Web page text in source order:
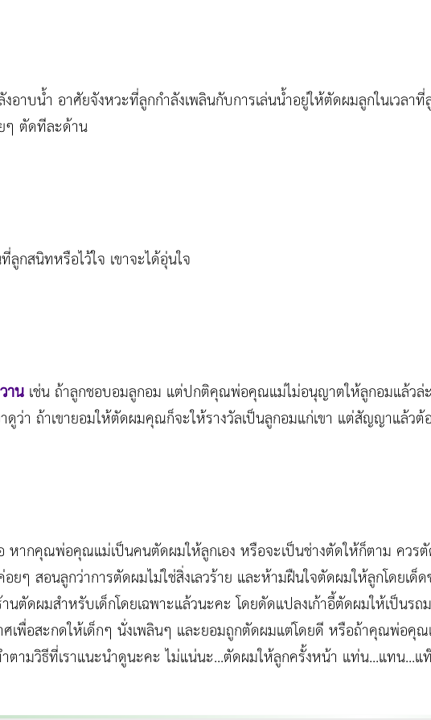
าบน้ำ อาศัยจังหวะที่ลูกกำลังเพลินกับการเล่นน้ำอยู่ให้ตัดผมลูกในเวลา
ๆ ตัดทีละด้าน
กสนิทหรือไว้ใจ เขาจะได้อุ่นใจ
านเช่น ถ้าลูกชอบอมลูกอม แต่ปกติคุณพ่อคุณแม่ไม่อนุญาตให้ลูกอมแล้วล่
ดูว่า ถ้าเขายอมให้ตัดผมคุณก็จะให้รางวัลเป็นลูกอมแก่เขา แต่สัญญาแล้ว
ากคุณพ่อคุณแม่เป็นคนตัดผมให้ลูกเอง หรือจะเป็นช่างตัดให้ก็ตาม ควร
ยๆ สอนลูกว่าการตัดผมไม่ใช่สิ่งเลวร้าย และห้ามฝืนใจตัดผมให้ลูกโดยเด็
านตัดผมสำหรับเด็กโดยเฉพาะแล้วนะคะ โดยดัดแปลงเก้าอี้ตัดผมให้เป็นร
ศเพื่อสะกดให้เด็กๆ นั่งเพลินๆ และยอมถูกตัดผมแต่โดยดี หรือถ้าคุณพ่อคุ
ตามวิธีที่เราแนะนำดูนะคะ ไม่แน่นะ...ตัดผมให้ลูกครั้งหน้า แท่น...แทน...แ